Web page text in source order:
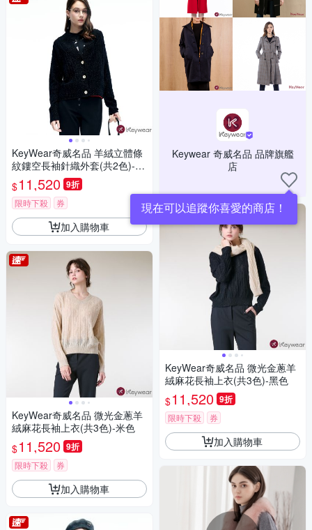
KeyWear奇威名品 羊絨立體條
紋鏤空長袖針織外套(共2色)-黑
色
$11,520 9折
限時下殺 券
加入購物車
KeyWear奇威名品 微光金蔥羊
絨麻花長袖上衣(共3色)-米色
$11,520 9折
限時下殺 券
加入購物車
Keywear 奇威名品 品牌旗艦
店
現在可以追蹤你喜愛的商店！
KeyWear奇威名品 微光金蔥羊
絨麻花長袖上衣(共3色)-黑色
$11,520 9折
限時下殺 券
加入購物車